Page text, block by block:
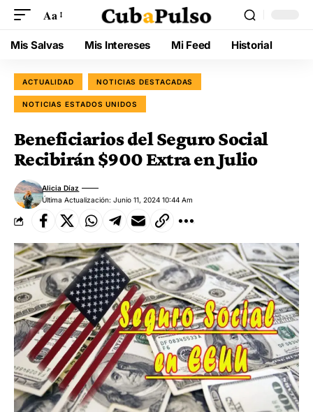
Aa
Mis Salvas Mis Intereses Mi Feed Historial
ACTUALIDAD NOTICIAS DESTACADAS
NOTICIAS ESTADOS UNIDOS
Beneficiarios del Seguro Social
Recibirán $900 Extra en Julio
Última Actualización: Junio 11, 2024 10:44 Am
Alicia Díaz